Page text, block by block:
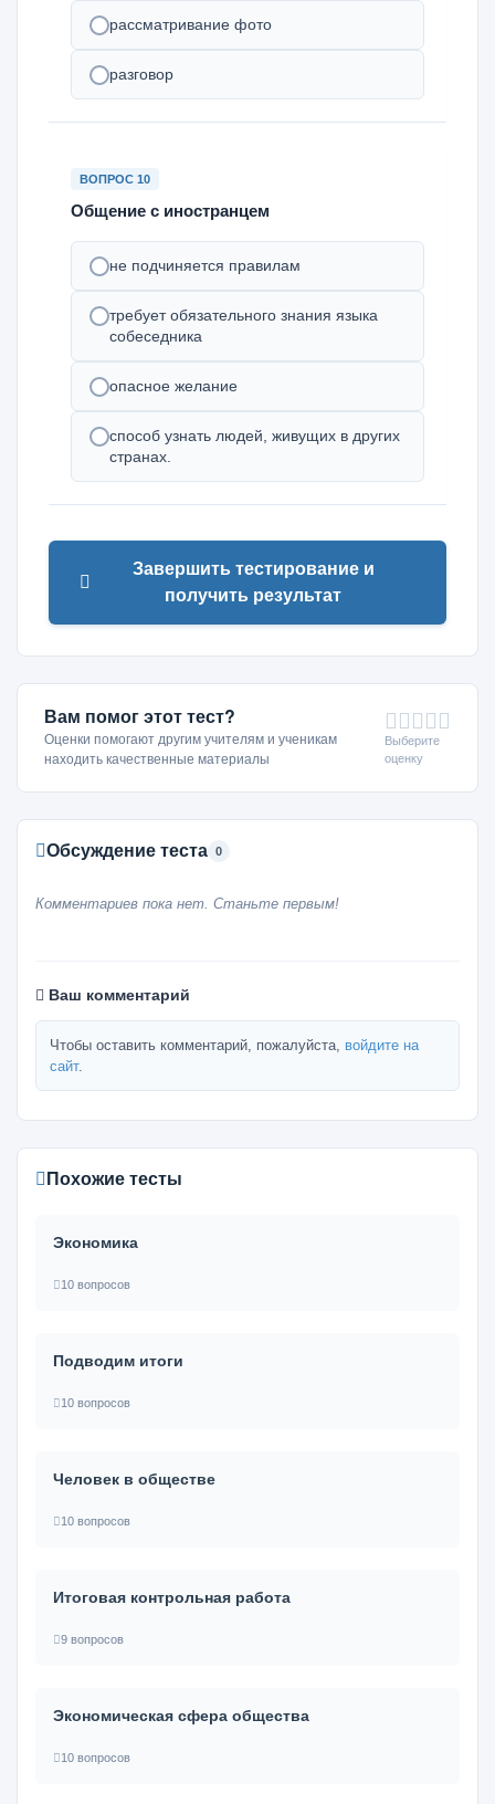
рассматривание фото
разговор
ВОПРОС 10
Общение с иностранцем
не подчиняется правилам
требует обязательного знания языка
собеседника
опасное желание
способ узнать людей, живущих в других
странах.
Завершить тестирование и
получить результат
Вам помог этот тест?
Оценки помогают другим учителям и ученикам
находить качественные материалы
Выберите
оценку
Обсуждение теста 0
Комментариев пока нет. Станьте первым!
Ваш комментарий
Чтобы оставить комментарий, пожалуйста, войдите на
сайт.
Похожие тесты
Экономика
10 вопросов
Подводим итоги
10 вопросов
Человек в обществе
10 вопросов
Итоговая контрольная работа
9 вопросов
Экономическая сфера общества
10 вопросов